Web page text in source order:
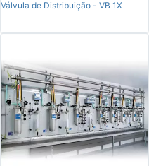
Válvula de Distribuição - VB 1X